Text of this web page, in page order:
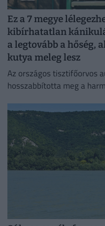
Ez a 7 megye
kibírhatatlan
a legtovább a hőség,
kutya meleg lesz
Az országos tisztifőorvos
hosszabbította meg a
fellélegezhetünk.